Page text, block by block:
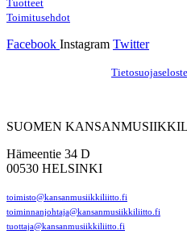
Tuotteet
Toimitusehdot
Facebook Instagram Twitter
Tietosuojaseloste
SUOMEN
Hämeentie 34 D
00530 HELSINKI
toimisto@kansanmusiikkiliitto.fi
toiminnanjohtaja@kansanmusiikkiliitto.fi
tuottaja@kansanmusiikkiliitto.fi